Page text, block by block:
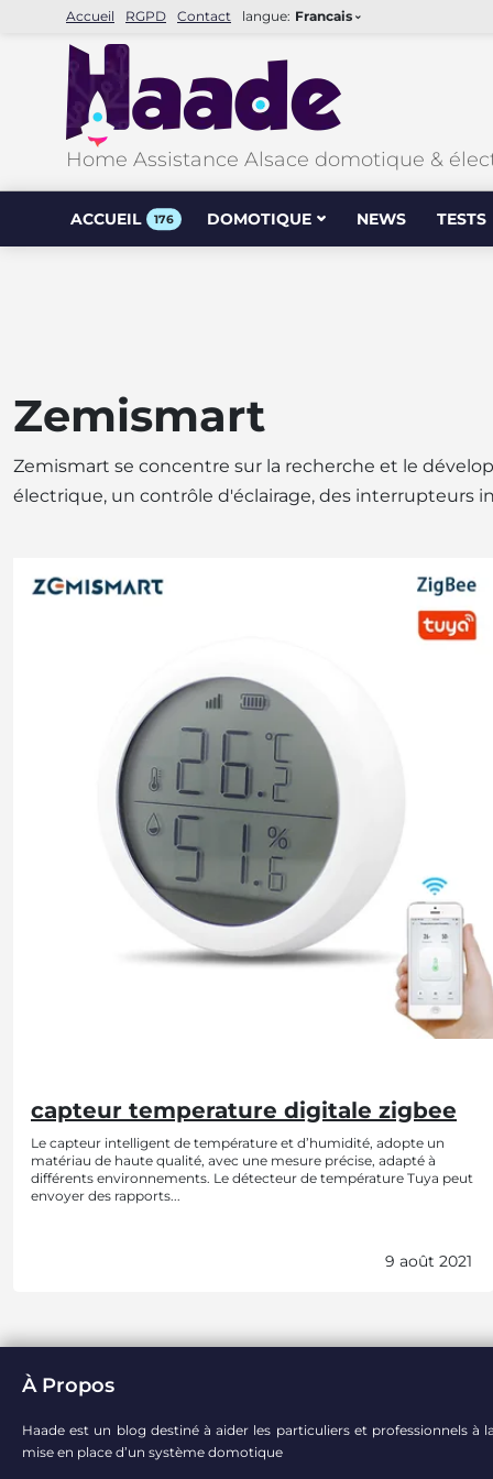
Accueil RGPD Contact langue: Francais
Home Assistance Alsace domotique &
ACCUEIL 176 DOMOTIQUE NEWS TESTS
Zemismart
Zemismart se concentre sur la recherche et le
électrique, un contrôle d'éclairage, des interrupteurs
capteur temperature digitale zigbee
Le capteur intelligent de température et d’humidité, adopte un
matériau de haute qualité, avec une mesure précise, adapté à
différents environnements. Le détecteur de température Tuya peut
envoyer des rapports...
9 août 2021
À Propos
Haade est un blog destiné à aider les particuliers et professionnels à la
mise en place d’un système domotique